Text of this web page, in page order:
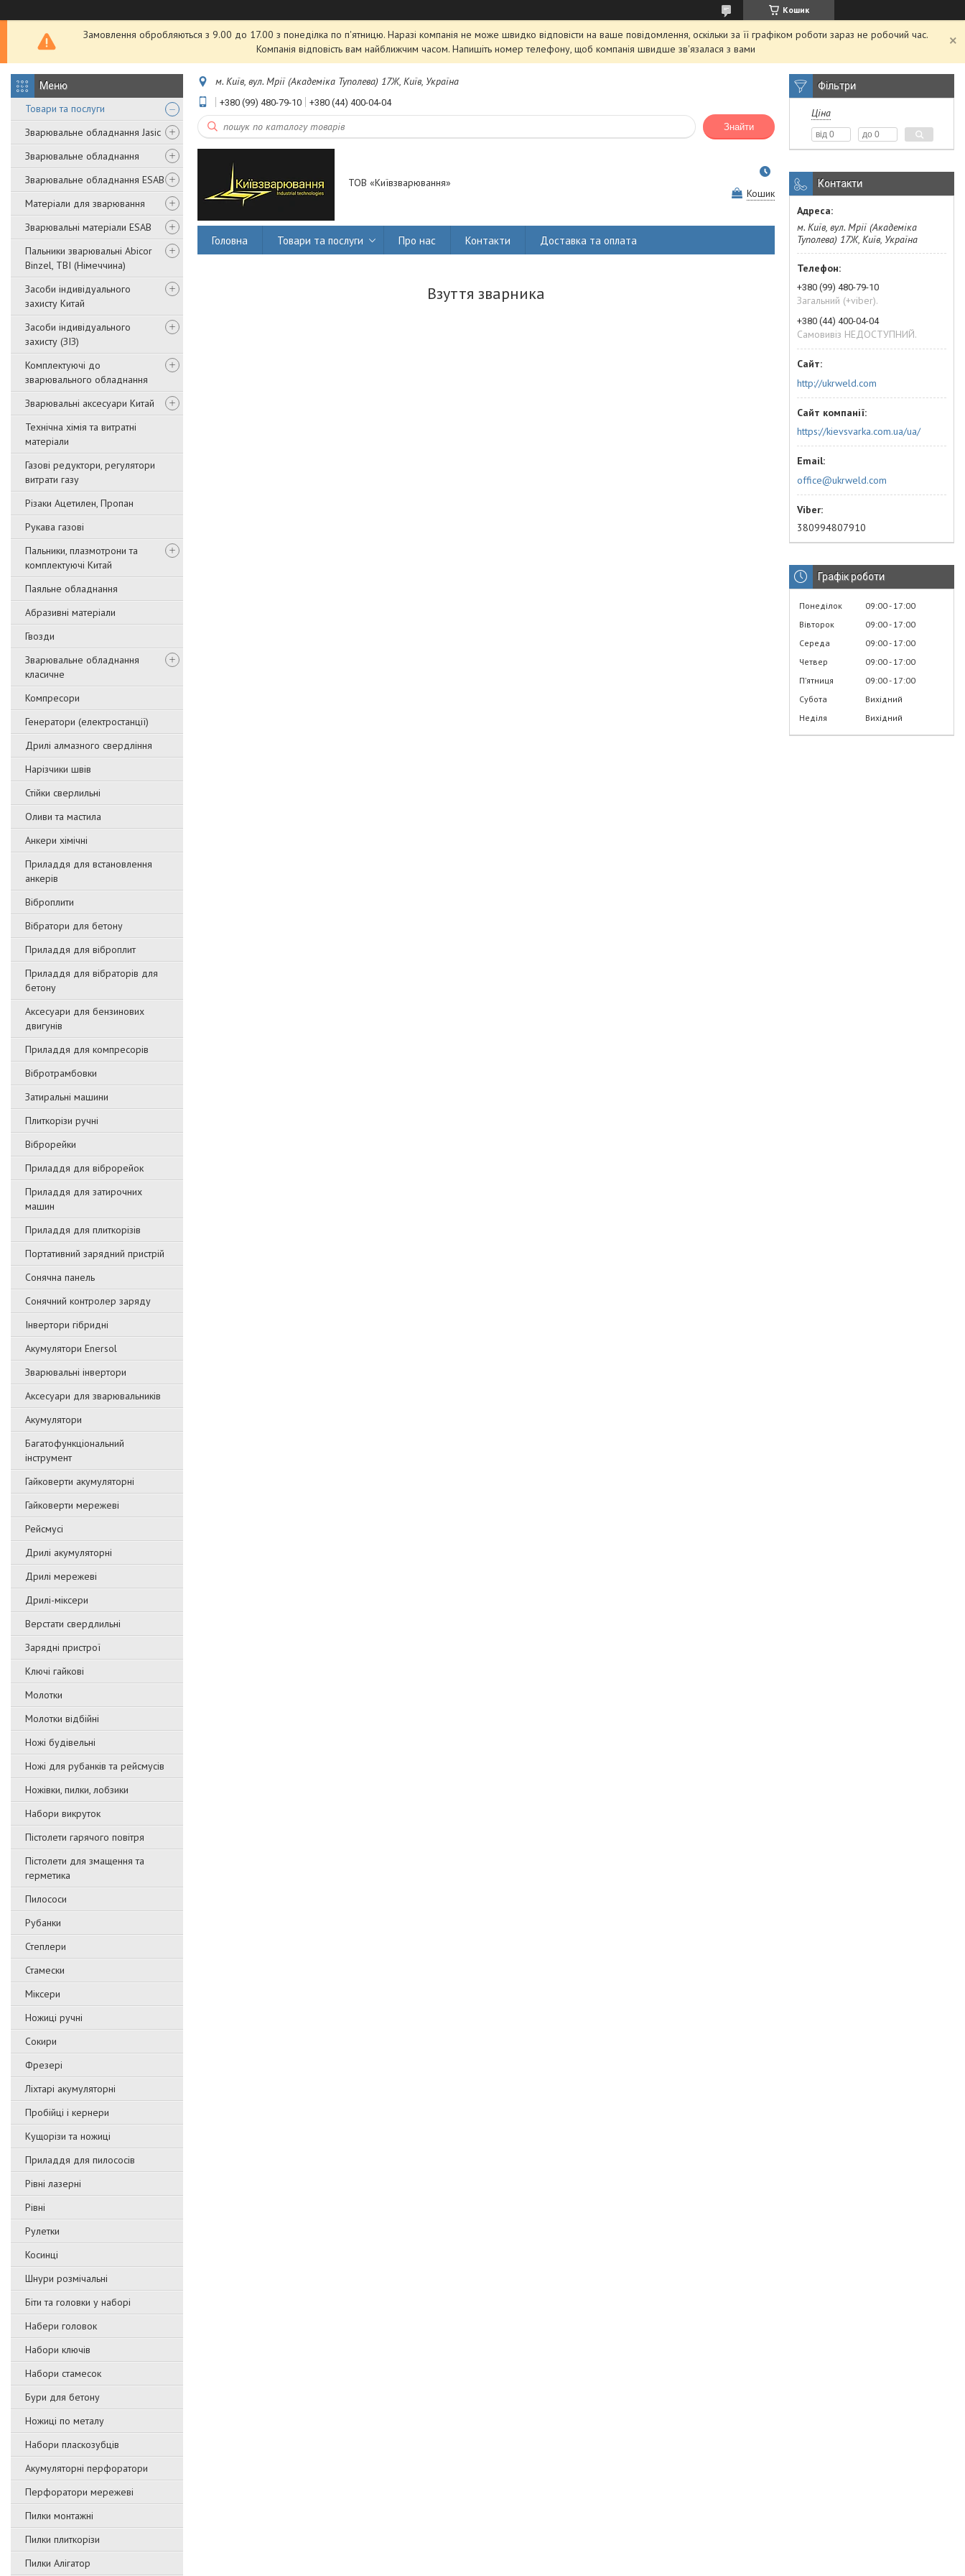
Кошик
Замовлення обробляються з 9.00 до 17.00 з понеділка по п'ятницю. Наразі компанія не може швидко відповісти на ваше повідомлення, оскільки за її графіком роботи зараз не робочий час.
Компанія відповість вам найближчим часом. Напишіть номер телефону, щоб компанія швидше зв'язалася з вами
Товари та послуги
Зварювальне обладнання Jasic
Зварювальне обладнання
Зварювальне обладнання ESAB
Матеріали для зварювання
Зварювальні матеріали ESAB
Пальники зварювальні Abicor
Binzel, TBI (Німеччина)
Засоби індивідуального
захисту Китай
Засоби індивідуального
захисту (ЗІЗ)
Комплектуючі до
зварювального обладнання
Зварювальні аксесуари Китай
Технічна хімія та витратні
матеріали
Газові редуктори, регулятори
витрати газу
Різаки Ацетилен, Пропан
Рукава газові
Пальники, плазмотрони та
комплектуючі Китай
Паяльне обладнання
Абразивні матеріали
Гвозди
Зварювальне обладнання
класичне
Компресори
Генератори (електростанції)
Дрилі алмазного свердління
Нарізчики швів
Стійки сверлильні
Оливи та мастила
Анкери хімічні
Приладдя для встановлення
анкерів
Віброплити
Вібратори для бетону
Приладдя для віброплит
Приладдя для вібраторів для
бетону
Аксесуари для бензинових
двигунів
Приладдя для компресорів
Вібротрамбовки
Затиральні машини
Плиткорізи ручні
Віброрейки
Приладдя для віброрейок
Приладдя для затирочниx
машин
Приладдя для плиткорізів
Портативний зарядний пристрій
Сонячна панель
Сонячний контролер заряду
Інвертори гібридні
Акумулятори Enersol
Зварювальні інвертори
Аксесуари для зварювальників
Акумулятори
Багатофункціональний
інструмент
Гайковерти акумуляторні
Гайковерти мережеві
Рейсмусі
Дрилі акумуляторні
Дрилі мережеві
Дрилі-міксери
Верстати свердлильні
Зарядні пристрої
Ключі гайкові
Молотки
Молотки відбійні
Ножі будівельні
Ножі для рубанків та рейсмусів
Ножівки, пилки, лобзики
Набори викруток
Пістолети гарячого повітря
Пістолети для змащення та
герметика
Пилососи
Рубанки
Степлери
Стамески
Міксери
Ножиці ручні
Сокири
Фрезері
Ліхтарі акумуляторні
Пробійці і кернери
Кущорізи та ножиці
Приладдя для пилососів
Рівні лазерні
Рівні
Рулетки
Косинці
Шнури розмічальні
Біти та головки у наборі
Набери головок
Набори ключів
Набори стамесок
Бури для бетону
Ножиці по металу
Набори пласкозубців
Акумуляторні перфоратори
Перфоратори мережеві
Пилки монтажні
Пилки плиткорізи
Пилки Алігатор
м. Київ, вул. Мрії (Академіка Туполева) 17Ж, Київ, Україна
+380 (99) 480-79-10 +380 (44) 400-04-04
Знайти
ТОВ «Київзварювання»
Кошик
Головна Товари та послуги Про нас Контакти Доставка та оплата
Взуття зварника
Фільтри
Ціна
Контакти
м. Київ, вул. Мрії (Академіка
Туполева) 17Ж, Київ, Україна
+380 (99) 480-79-10
Загальний (+viber).
+380 (44) 400-04-04
Самовивіз НЕДОСТУПНИЙ.
http://ukrweld.com
https://kievsvarka.com.ua/ua/
office@ukrweld.com
380994807910
Графік роботи
Понеділок 09:00 17:00
Вівторок
09:00 17:00
Середа
09:00 17:00
Четвер
09:00 17:00
Пʼятниця
09:00 17:00
Субота
Вихідний
Неділя
Вихідний